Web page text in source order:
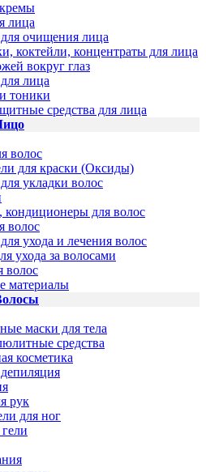
лица
очищения лица
коктейли, концентраты для лица
вокруг глаз
лица
тоники
средства для лица
волос
для краски (Оксиды)
укладки волос
кондиционеры для волос
волос
ухода и лечения волос
ухода за волосами
волос
материалы
маски для тела
средства
косметика
рук
для ног